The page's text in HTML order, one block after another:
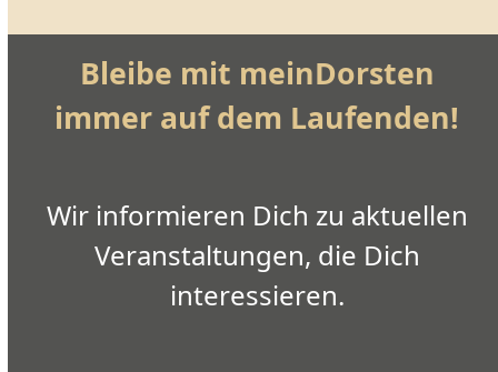
Bleibe mit meinDorsten
immer auf dem Laufenden!
Wir informieren Dich zu aktuellen
Veranstaltungen, die Dich
interessieren.